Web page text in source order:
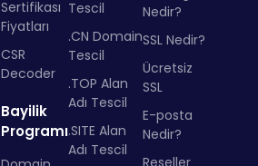
Sertifikası
Fiyatları
CSR
Decoder
Bayilik
Programı
Tescil
.CN Domain
Tescil
.TOP Alan
Adı Tescil
.SITE Alan
Adı Tescil
Nedir?
SSL Nedir?
Ücretsiz
SSL
E-posta
Nedir?